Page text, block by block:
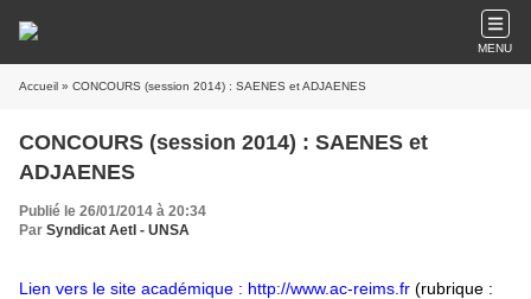
MENU
Accueil » CONCOURS (session 2014) : SAENES et ADJAENES
CONCOURS (session 2014) : SAENES et
ADJAENES
Publié le 26/01/2014 à 20:34
Par Syndicat AetI - UNSA
Lien vers le site académique : http://www.ac-reims.fr (rubrique :